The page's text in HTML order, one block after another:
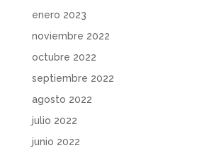
enero 2023
noviembre 2022
octubre 2022
septiembre 2022
agosto 2022
julio 2022
junio 2022